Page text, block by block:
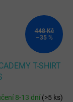
448 Kč
–35 %
T-SHIRT
8-13 dní(>5 ks)